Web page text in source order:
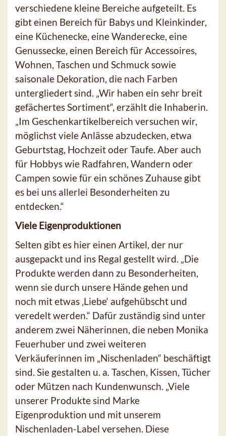
verschiedene kleine Bereiche aufgeteilt. Es
gibt einen Bereich für Babys und Kleinkinder,
eine Küchenecke, eine Wanderecke, eine
Genussecke, einen Bereich für Accessoires,
Wohnen, Taschen und Schmuck sowie
saisonale Dekoration, die nach Farben
untergliedert sind. „Wir haben ein sehr breit
gefächertes Sortiment“, erzählt die Inhaberin.
„Im Geschenkartikelbereich versuchen wir,
möglichst viele Anlässe abzudecken, etwa
Geburtstag, Hochzeit oder Taufe. Aber auch
für Hobbys wie Radfahren, Wandern oder
Campen sowie für ein schönes Zuhause gibt
es bei uns allerlei Besonderheiten zu
entdecken.“
Viele Eigenproduktionen
Selten gibt es hier einen Artikel, der nur
ausgepackt und ins Regal gestellt wird. „Die
Produkte werden dann zu Besonderheiten,
wenn sie durch unsere Hände gehen und
noch mit etwas ‚Liebe‘ aufgehübscht und
veredelt werden.“ Dafür zuständig sind unter
anderem zwei Näherinnen, die neben Monika
Feuerhuber und zwei weiteren
Verkäuferinnen im „Nischenladen“ beschäftigt
sind. Sie gestalten u. a. Taschen, Kissen, Tücher
oder Mützen nach Kundenwunsch. „Viele
unserer Produkte sind Marke
Eigenproduktion und mit unserem
Nischenladen-Label versehen. Diese